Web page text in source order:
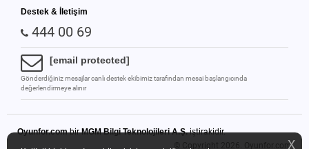
X
Destek & İletişim
444 00 69
[email protected]
Gönderdiğiniz mesajlar canlı destek ekibimiz tarafından mesai başlangıcında
değerlendirmeye alınır
Oyunfor.combirMGM Bilgi Teknolojileri A.Ş.iştirakidir.
© Copyright 2026. Oyunfor.com